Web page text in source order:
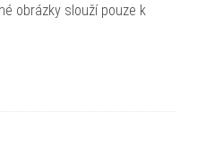
obrázky slouží pouze k